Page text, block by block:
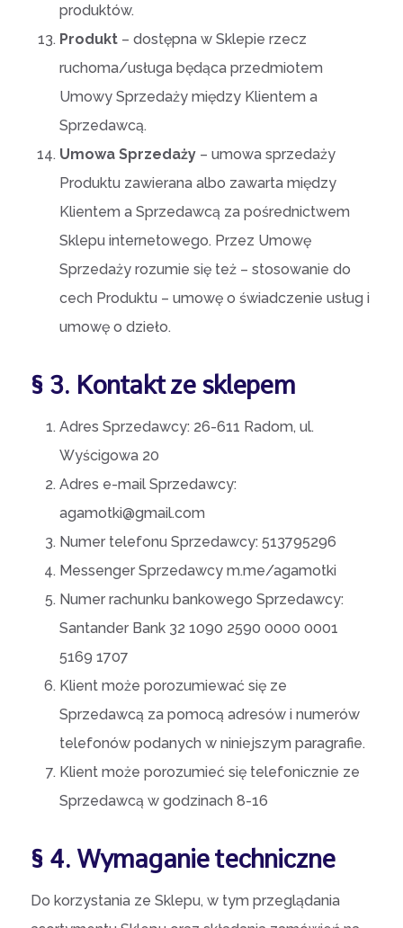
produktów.
Produkt – dostępna w Sklepie rzecz
ruchoma/usługa będąca przedmiotem
Umowy Sprzedaży między Klientem a
Sprzedawcą.
Umowa Sprzedaży – umowa sprzedaży
Produktu zawierana albo zawarta między
Klientem a Sprzedawcą za pośrednictwem
Sklepu internetowego. Przez Umowę
Sprzedaży rozumie się też – stosowanie do
cech Produktu – umowę o świadczenie usług i
umowę o dzieło.
§ 3. Kontakt ze sklepem
Adres Sprzedawcy: 26-611 Radom, ul.
Wyścigowa 20
Adres e-mail Sprzedawcy:
agamotki@gmail.com
Numer telefonu Sprzedawcy: 513795296
Messenger Sprzedawcy m.me/agamotki
Numer rachunku bankowego Sprzedawcy:
Santander Bank 32 1090 2590 0000 0001
5169 1707
Klient może porozumiewać się ze
Sprzedawcą za pomocą adresów i numerów
telefonów podanych w niniejszym paragrafie.
Klient może porozumieć się telefonicznie ze
Sprzedawcą w godzinach 8-16
§ 4. Wymaganie techniczne
Do korzystania ze Sklepu, w tym przeglądania